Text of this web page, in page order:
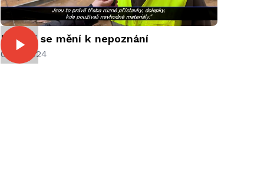
REPRE se mění k nepoznání
09.12.2024